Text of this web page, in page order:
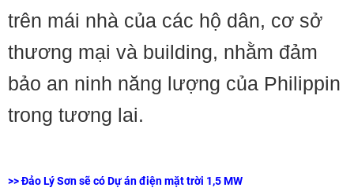
trên mái nhà của các hộ dân, cơ sở
thương mại và building, nhằm đảm
bảo an ninh năng lượng của Philippin
trong tương lai.
>>Đảo Lý Sơn sẽ có Dự án điện mặt trời 1,5 MW